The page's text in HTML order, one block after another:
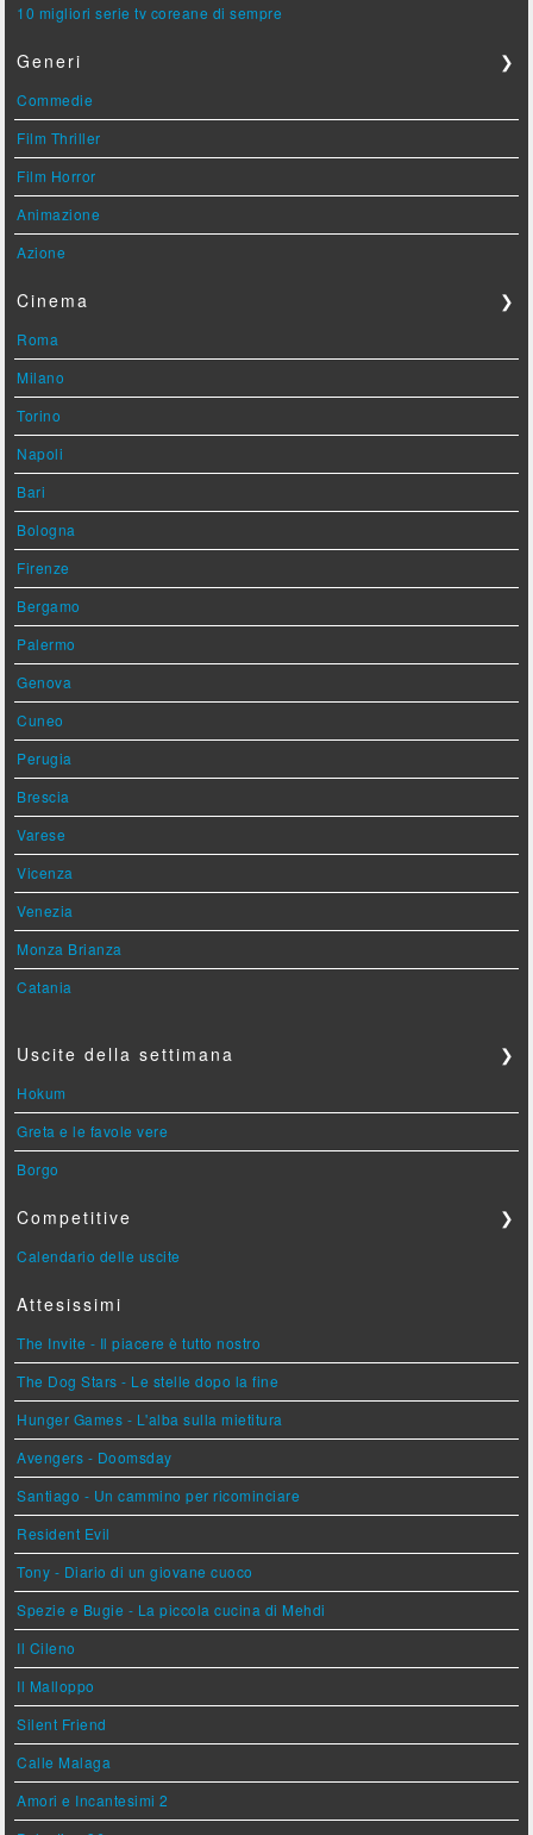
10 migliori serie tv coreane di sempre
Generi ❯
Commedie
Film Thriller
Film Horror
Animazione
Azione
Cinema ❯
Roma
Milano
Torino
Napoli
Bari
Bologna
Firenze
Bergamo
Palermo
Genova
Cuneo
Perugia
Brescia
Varese
Vicenza
Venezia
Monza Brianza
Catania
Uscite della settimana ❯
Hokum
Greta e le favole vere
Borgo
Competitive ❯
Calendario delle uscite
Attesissimi
The Invite - Il piacere è tutto nostro
The Dog Stars - Le stelle dopo la fine
Hunger Games - L'alba sulla mietitura
Avengers - Doomsday
Santiago - Un cammino per ricominciare
Resident Evil
Tony - Diario di un giovane cuoco
Spezie e Bugie - La piccola cucina di Mehdi
Il Cileno
Il Malloppo
Silent Friend
Calle Malaga
Amori e Incantesimi 2